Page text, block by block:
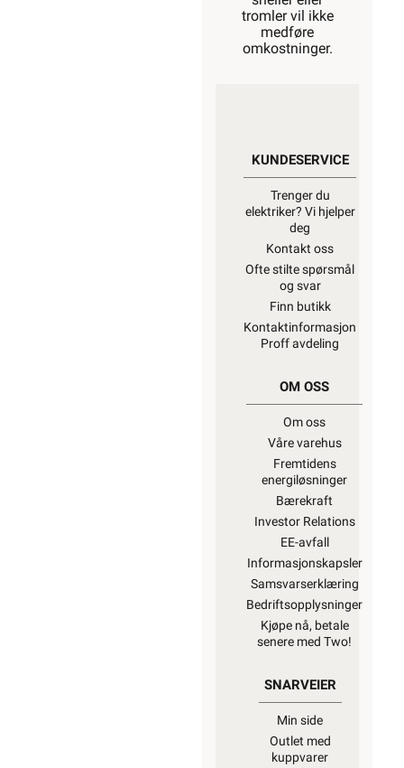
tromler vil ikke
medføre
omkostninger.
KUNDESERVICE
Trenger du
elektriker? Vi hjelper
deg
Kontakt oss
Ofte stilte spørsmål
og svar
Finn butikk
Kontaktinformasjon
Proff avdeling
OM OSS
Om oss
Våre varehus
Fremtidens
energiløsninger
Bærekraft
Investor Relations
EE-avfall
Informasjonskapsler
Samsvarserklæring
Bedriftsopplysninger
Kjøpe nå, betale
senere med Two!
SNARVEIER
Min side
Outlet med
kuppvarer